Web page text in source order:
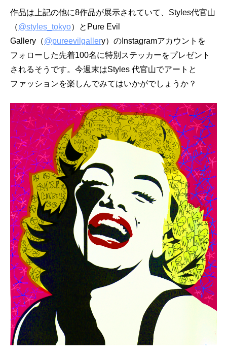
作品は上記の他に8作品が展示されていて、Styles代官山
（@styles_tokyo）とPure Evil
Gallery（@pureevilgallery）のInstagramアカウントを
フォローした先着100名に特別ステッカーをプレゼント
されるそうです。今週末はStyles 代官山でアートと
ファッションを楽しんでみてはいかがでしょうか？